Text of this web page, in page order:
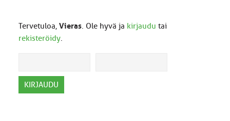
Tervetuloa, Vieras. Ole hyvä ja kirjaudu tai
rekisteröidy.